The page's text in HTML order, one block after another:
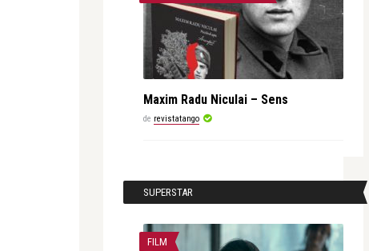
Maxim Radu Niculai – Sens
de revistatango
SUPERSTAR
FILM